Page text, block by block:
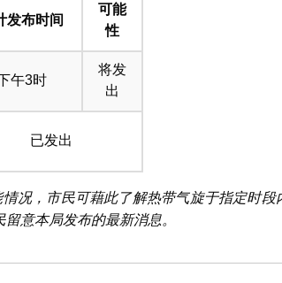
发布时间
可能
性
午3时
将发
出
已发出
况，市民可藉此了解热带气旋于指定时段
意本局发布的最新消息。